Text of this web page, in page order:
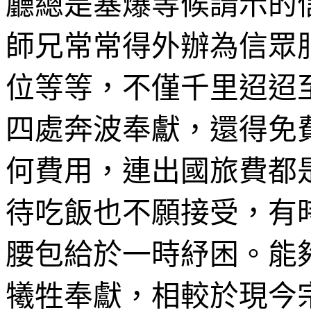
師兄常常得外辦為信
位等等，不僅千里迢迢
四處奔波奉獻，還得
何費用，連出國旅費都
待吃飯也不願接受，有
腰包給於一時紓困。能
犧牲奉獻，相較於現今